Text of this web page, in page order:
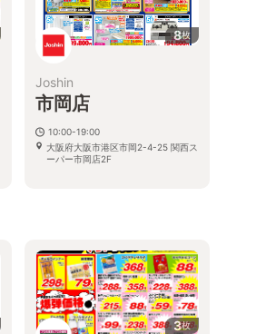
8枚
Joshin
市岡店
10:00-19:00
大阪府大阪市港区市岡2-4-25 関西ス
ーパー市岡店2F
3枚